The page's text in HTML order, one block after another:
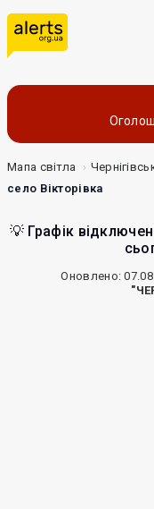
Мапа світла
село Вікторівка
💡 Графік
Оновлено: